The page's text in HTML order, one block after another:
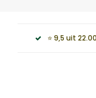
⭐ 9,5 uit